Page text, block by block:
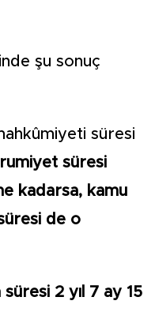
şu sonuç
süresi
süresi
kadarsa, kamu
de o
süresi 2 yıl 7 ay 15